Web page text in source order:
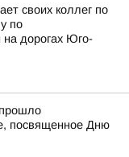
своих коллег по
по
дорогах Юго-
посвященное Дню